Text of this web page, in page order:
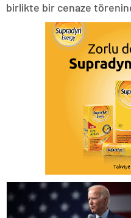
birlikte bir cenaze